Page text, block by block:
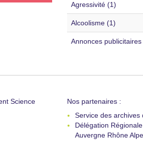
Agressivité (1)
Alcoolisme (1)
Annonces publicitaires
Science
Nos partenaires :
Service des archives
Délégation
Auvergne Rhône